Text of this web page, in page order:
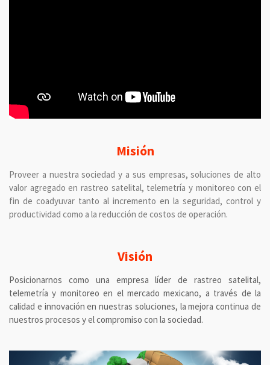
Misión
Proveer a nuestra sociedad y a sus empresas, soluciones de alto
valor agregado en rastreo satelital, telemetría y monitoreo con el
fin de coadyuvar tanto al incremento en la seguridad, control y
productividad como a la reducción de costos de operación.
Visión
Posicionarnos como una empresa líder de rastreo satelital,
telemetría y monitoreo en el mercado mexicano, a través de la
calidad e innovación en nuestras soluciones, la mejora continua de
nuestros procesos y el compromiso con la sociedad.